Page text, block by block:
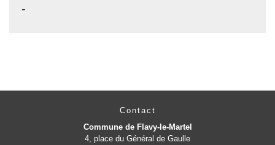
-
Contact
Commune de Flavy-le-Martel
4, place du Général de Gaulle